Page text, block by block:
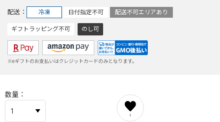
配送 冷凍 日付指定不可 配送不可エリアあり
ギフトラッピング不可 のし可
※eギフトのお支払いはクレジットカードのみとなります。
数量
1